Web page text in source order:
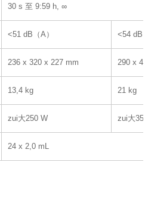
30 s 至 9:59 h, ∞
<51 dB（A） <54 dB
236 x 320 x 227 mm 290 x
13,4 kg 21 kg
zui大250 W zui大350
24 x 2,0 mL